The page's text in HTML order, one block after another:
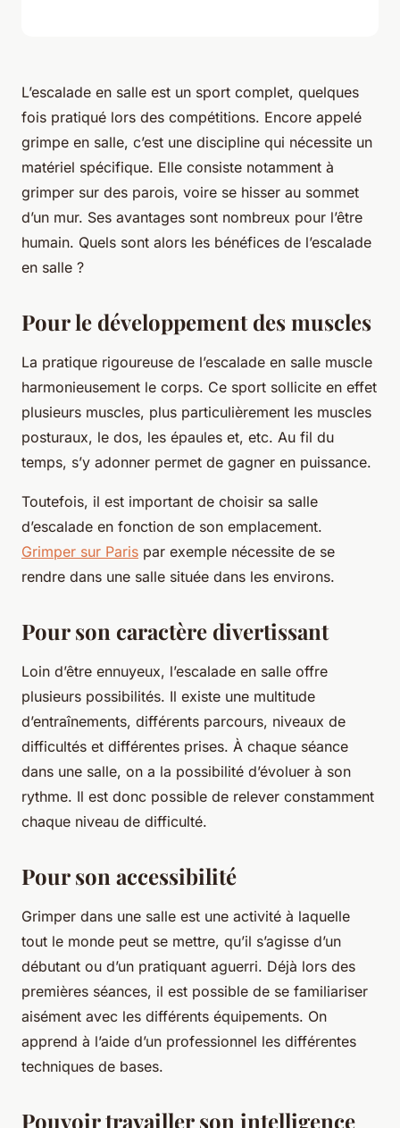
L’escalade en salle est un sport complet, quelques
fois pratiqué lors des compétitions. Encore appelé
grimpe en salle, c’est une discipline qui nécessite un
matériel spécifique. Elle consiste notamment à
grimper sur des parois, voire se hisser au sommet
d’un mur. Ses avantages sont nombreux pour l’être
humain. Quels sont alors les bénéfices de l’escalade
en salle ?
Pour le développement des muscles
La pratique rigoureuse de l’escalade en salle muscle
harmonieusement le corps. Ce sport sollicite en effet
plusieurs muscles, plus particulièrement les muscles
posturaux, le dos, les épaules et, etc. Au fil du
temps, s’y adonner permet de gagner en puissance.
Toutefois, il est important de choisir sa salle
d’escalade en fonction de son emplacement.
Grimper sur Paris par exemple nécessite de se
rendre dans une salle située dans les environs.
Pour son caractère divertissant
Loin d’être ennuyeux, l’escalade en salle offre
plusieurs possibilités. Il existe une multitude
d’entraînements, différents parcours, niveaux de
difficultés et différentes prises. À chaque séance
dans une salle, on a la possibilité d’évoluer à son
rythme. Il est donc possible de relever constamment
chaque niveau de difficulté.
Pour son accessibilité
Grimper dans une salle est une activité à laquelle
tout le monde peut se mettre, qu’il s’agisse d’un
débutant ou d’un pratiquant aguerri. Déjà lors des
premières séances, il est possible de se familiariser
aisément avec les différents équipements. On
apprend à l’aide d’un professionnel les différentes
techniques de bases.
Pouvoir travailler son intelligence